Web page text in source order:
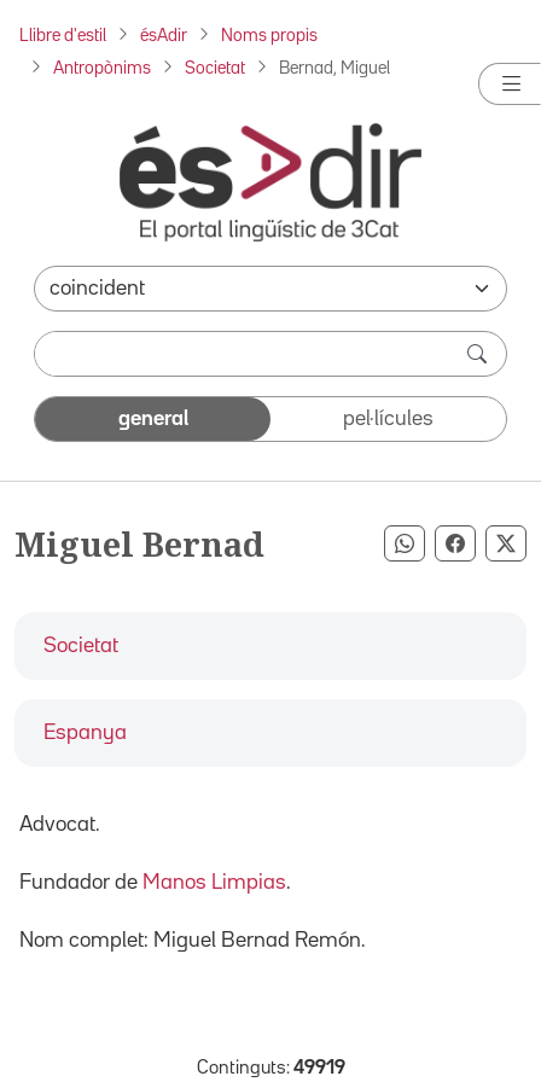
Llibre d'estil ésAdir Noms propis
Antropònims Societat Bernad, Miguel
general pel·lícules
Miguel Bernad Compartir
Societat
Espanya
Advocat.
Fundador de Manos Limpias.
Nom complet: Miguel Bernad Remón.
Continguts: 49919